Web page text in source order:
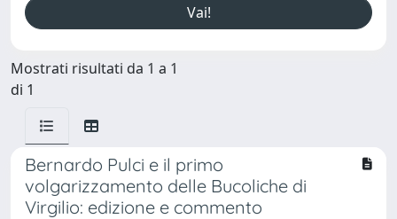
Mostrati risultati da 1 a 1
di 1
Bernardo Pulci e il primo
volgarizzamento delle Bucoliche di
Virgilio: edizione e commento